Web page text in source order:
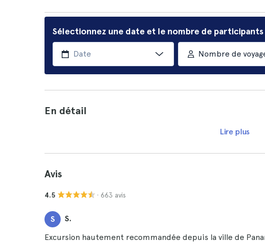
Sélectionnez une date et le nombre de participants
Nombre de
En détail
Lire plus
Avis
4.5 · 663 avis
S S.
Excursion hautement recommandée depuis la ville de